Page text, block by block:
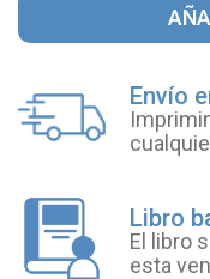
Envío
Libro
El libro
esta